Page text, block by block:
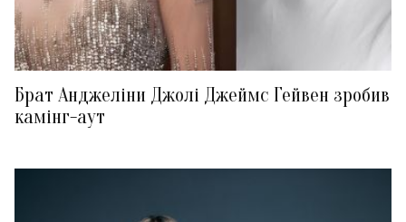
Брат Анджеліни Джолі Джеймс Гейвен зробив
камінг-аут